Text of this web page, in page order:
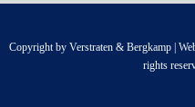
Copyright by Verstraten & Bergkamp |
rights